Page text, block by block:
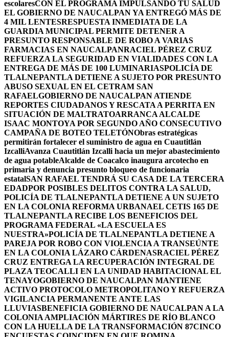
escolaresCON EL PROGRAMA IMPULSANDO TU SALUD
EL GOBIERNO DE NAUCALPAN YA ENTREGÓ MÁS DE
4 MIL LENTESRESPUESTA INMEDIATA DE LA
GUARDIA MUNICIPAL PERMITE DETENER A
PRESUNTO RESPONSABLE DE ROBO A VARIAS
FARMACIAS EN NAUCALPANRACIEL PÉREZ CRUZ
REFUERZA LA SEGURIDAD EN VIALIDADES CON LA
ENTREGA DE MÁS DE 100 LUMINARIASPOLICÍA DE
TLALNEPANTLA DETIENE A SUJETO POR PRESUNTO
ABUSO SEXUAL EN EL CETRAM SAN
RAFAELGOBIERNO DE NAUCALPAN ATIENDE
REPORTES CIUDADANOS Y RESCATA A PERRITA EN
SITUACIÓN DE MALTRATOARRANCA ALCALDE
ISAAC MONTOYA POR SEGUNDO AÑO CONSECUTIVO
CAMPAÑA DE BOTEO TELETÓNObras estratégicas
permitirán fortalecer el suministro de agua en Cuautitlán
IzcalliAvanza Cuautitlán Izcalli hacia un mejor abastecimiento
de agua potableAlcalde de Coacalco inaugura arcotecho en
primaria y denuncia presunto bloqueo de funcionaria
estatalSAN RAFAEL TENDRÁ SU CASA DE LA TERCERA
EDADPOR POSIBLES DELITOS CONTRA LA SALUD,
POLICÍA DE TLALNEPANTLA DETIENE A UN SUJETO
EN LA COLONIA REFORMA URBANAEL CETIS 165 DE
TLALNEPANTLA RECIBE LOS BENEFICIOS DEL
PROGRAMA FEDERAL «LA ESCUELA ES
NUESTRA»POLICÍA DE TLALNEPANTLA DETIENE A
PAREJA POR ROBO CON VIOLENCIA A TRANSEÚNTE
EN LA COLONIA LÁZARO CÁRDENASRACIEL PÉREZ
CRUZ ENTREGA LA RECUPERACIÓN INTEGRAL DE
PLAZA TEOCALLI EN LA UNIDAD HABITACIONAL EL
TENAYOGOBIERNO DE NAUCALPAN MANTIENE
ACTIVO PROTOCOLO METROPOLITANO Y REFUERZA
VIGILANCIA PERMANENTE ANTE LAS
LLUVIASBENEFICIA GOBIERNO DE NAUCALPAN A LA
COLONIA AMPLIACIÓN MÁRTIRES DE RÍO BLANCO
CON LA HUELLA DE LA TRANSFORMACIÓN 87CINCO